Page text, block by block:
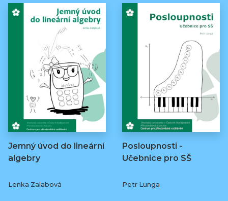
Jemný úvod do lineární
algebry
Lenka Zalabová
Posloupnosti -
Učebnice pro SŠ
Petr Lunga